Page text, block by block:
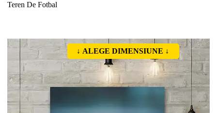
Teren De Fotbal